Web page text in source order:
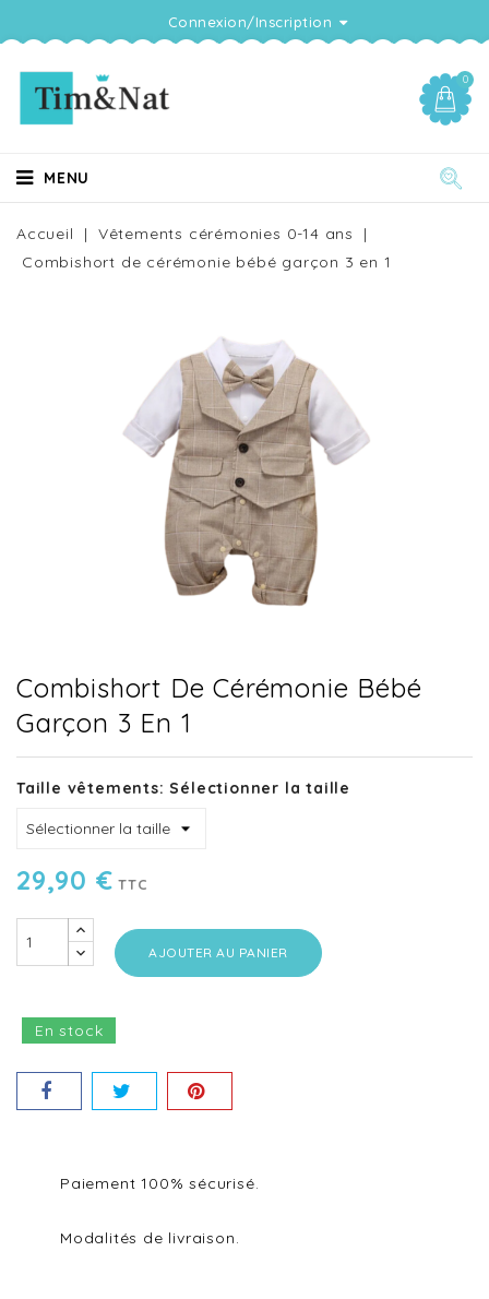
Connexion/Inscription
0
MENU
Accueil
Vêtements cérémonies 0-14 ans
Combishort de cérémonie bébé garçon 3 en 1
Combishort De Cérémonie Bébé
Garçon 3 En 1
Taille vêtements: Sélectionner la taille
29,90 € TTC
AJOUTER AU PANIER
En stock
Paiement 100% sécurisé.
Modalités de livraison.